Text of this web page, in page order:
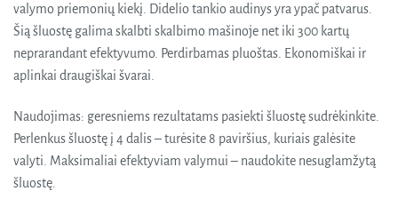
valymo priemonių kiekį. Didelio tankio audinys yra ypač patvarus.
Šią šluostę galima skalbti skalbimo mašinoje net iki 300 kartų
neprarandant efektyvumo. Perdirbamas pluoštas. Ekonomiškai ir
aplinkai draugiškai švarai.
Naudojimas: geresniems rezultatams pasiekti šluostę sudrėkinkite.
Perlenkus šluostę į 4 dalis – turėsite 8 paviršius, kuriais galėsite
valyti. Maksimaliai efektyviam valymui – naudokite nesuglamžytą
šluostę.